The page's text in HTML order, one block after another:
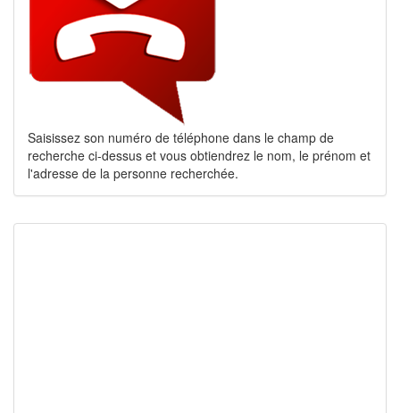
Saisissez son numéro de téléphone dans le champ de
recherche ci-dessus et vous obtiendrez le nom, le prénom et
l'adresse de la personne recherchée.